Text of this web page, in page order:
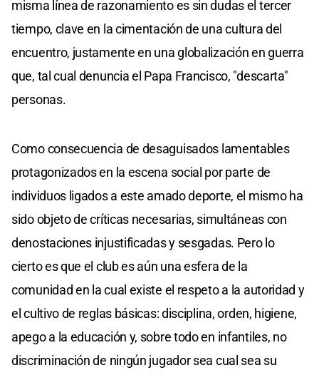
misma línea de razonamiento es sin dudas el tercer
tiempo, clave en la cimentación de una cultura del
encuentro, justamente en una globalización en guerra
que, tal cual denuncia el Papa Francisco, "descarta"
personas.
Como consecuencia de desaguisados lamentables
protagonizados en la escena social por parte de
individuos ligados a este amado deporte, el mismo ha
sido objeto de críticas necesarias, simultáneas con
denostaciones injustificadas y sesgadas. Pero lo
cierto es que el club es aún una esfera de la
comunidad en la cual existe el respeto a la autoridad y
el cultivo de reglas básicas: disciplina, orden, higiene,
apego a la educación y, sobre todo en infantiles, no
discriminación de ningún jugador sea cual sea su